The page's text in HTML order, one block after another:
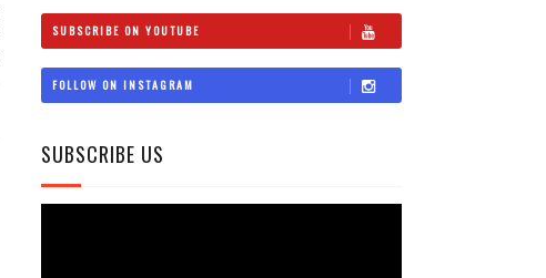
SUBSCRIBE ON YOUTUBE
FOLLOW ON INSTAGRAM
SUBSCRIBE US